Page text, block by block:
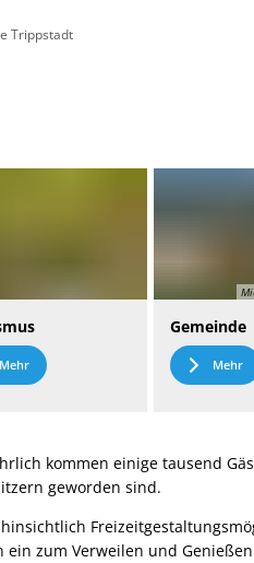
Trippstadt
Mehr
Gemeinde
Mehr
kommen einige tausend
geworden sind.
ein zum Verweilen und